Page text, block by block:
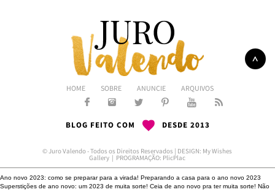
HOME SOBRE ANUNCIE ARQUIVOS
BLOG FEITO COM DESDE 2013
© Juro Valendo - Todos os Direitos Reservados | DESIGN: My Wishes
Gallery | PROGRAMAÇÃO: PlicPlac
Ano novo 2023: como se preparar para a virada! Preparando a casa para o ano novo 2023
Superstições de ano novo: um 2023 de muita sorte! Ceia de ano novo pra ter muita sorte! Não